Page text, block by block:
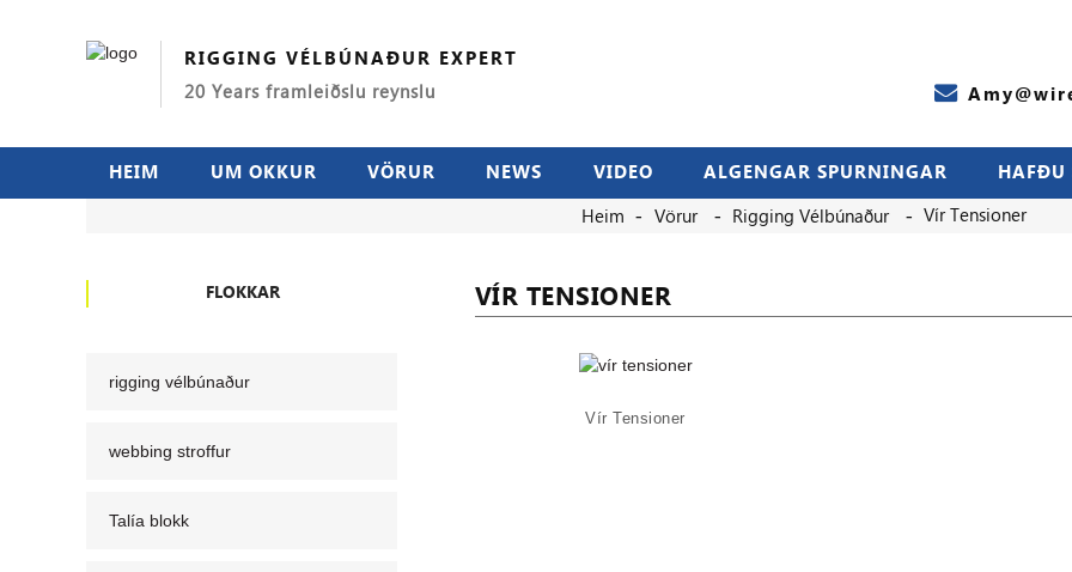
RIGGING VÉLBÚNAÐUR EXPERT
20 Years framleiðslu reynslu
HEIM UM OKKUR VÖRUR NEWS VIDEO ALGENGAR SPURNINGAR HAFÐU
Heim Vörur Rigging Vélbúnaður Vír Tensioner
FLOKKAR
rigging vélbúnaður
webbing stroffur
Talía blokk
VÍR TENSIONER
Vír Tensioner